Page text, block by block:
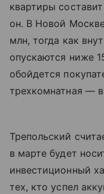
квартиры
он. В Новой
млн, тогда как
опускаются ниже
обойдется
трехкомнатная —
Трепольский
в марте будет
инвестиционный
тех, кто успел